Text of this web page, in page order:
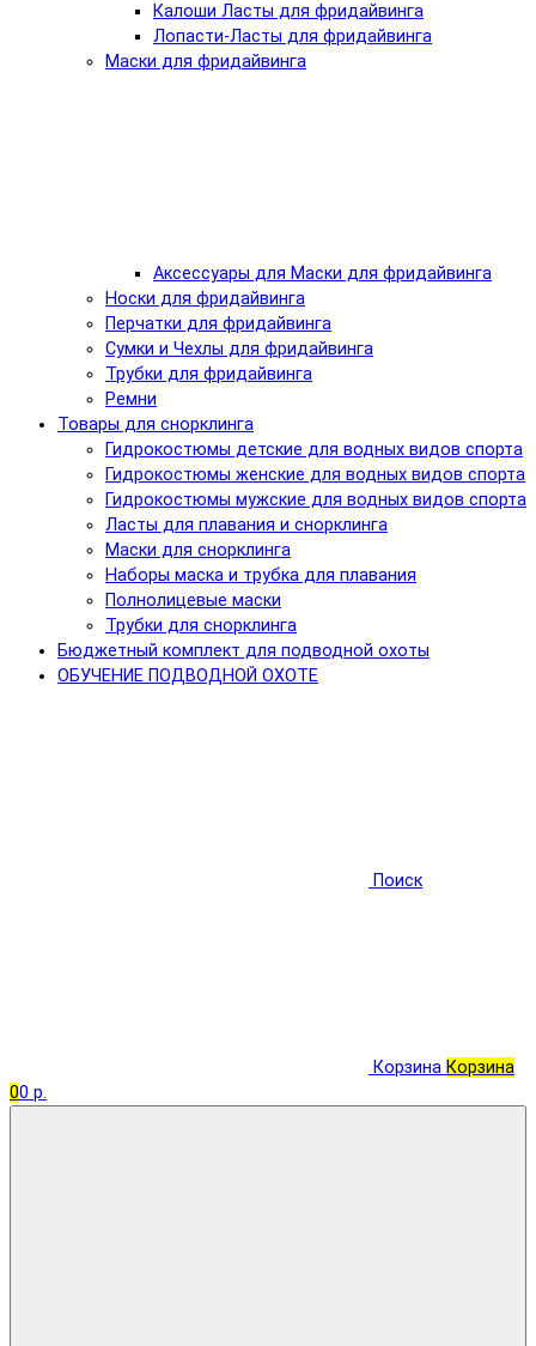
Калоши Ласты для фридайвинга
Лопасти-Ласты для фридайвинга
Маски для фридайвинга
Аксессуары для Маски для фридайвинга
Носки для фридайвинга
Перчатки для фридайвинга
Сумки и Чехлы для фридайвинга
Трубки для фридайвинга
Ремни
Товары для снорклинга
Гидрокостюмы детские для водных видов спорта
Гидрокостюмы женские для водных видов спорта
Гидрокостюмы мужские для водных видов спорта
Ласты для плавания и снорклинга
Маски для снорклинга
Наборы маска и трубка для плавания
Полнолицевые маски
Трубки для снорклинга
Бюджетный комплект для подводной охоты
ОБУЧЕНИЕ ПОДВОДНОЙ ОХОТЕ
Поиск
Корзина Корзина
00 р.